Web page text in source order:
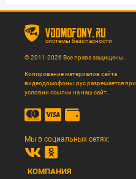
vdomofony.ru
системы безопасности
© 2011-2026 Все права защищены.
Копирование материалов сайта
видеодомофоны.рус разрешается при
условии ссылки на наш сайт.
Мы в социальных сетях:
КОМПАНИЯ